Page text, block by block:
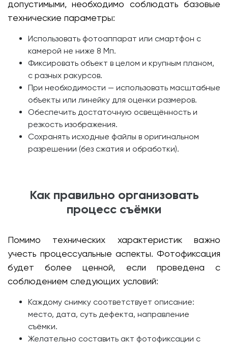
допустимыми, необходимо соблюдать базовые
технические параметры:
Использовать фотоаппарат или смартфон с
камерой не ниже 8 Мп.
Фиксировать объект в целом и крупным планом,
с разных ракурсов.
При необходимости — использовать масштабные
объекты или линейку для оценки размеров.
Обеспечить достаточную освещённость и
резкость изображения.
Сохранять исходные файлы в оригинальном
разрешении (без сжатия и обработки).
Как правильно организовать
процесс съёмки
Помимо технических характеристик важно
учесть процессуальные аспекты. Фотофиксация
будет более ценной, если проведена с
соблюдением следующих условий:
Каждому снимку соответствует описание:
место, дата, суть дефекта, направление
съёмки.
Желательно составить акт фотофиксации с